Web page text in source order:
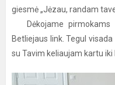
giesmė „Jėzau, randam
Dėkojame pirmokams
Betliejaus link. Tegul
su Tavim keliaujam kartu iki